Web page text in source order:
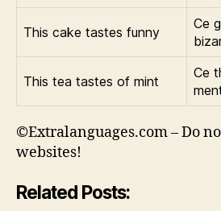
This cake tastes funny
Ce
This tea tastes of mint
Ce
©Extralanguages.com – Do
websites!
Related Posts: